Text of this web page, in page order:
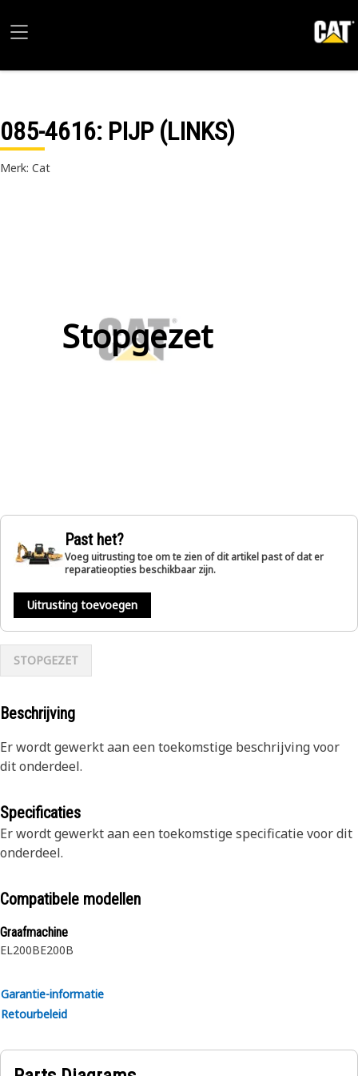
085-4616: PIJP (LINKS)
Merk: Cat
Stopgezet
Past het?
Voeg uitrusting toe om te zien of dit artikel past of dat er
reparatieopties beschikbaar zijn.
Uitrusting toevoegen
STOPGEZET
Beschrijving
Er wordt gewerkt aan een toekomstige beschrijving voor
dit onderdeel.
Specificaties
Er wordt gewerkt aan een toekomstige specificatie voor dit
onderdeel.
Compatibele modellen
Graafmachine
EL200BE200B
Garantie-informatie
Retourbeleid